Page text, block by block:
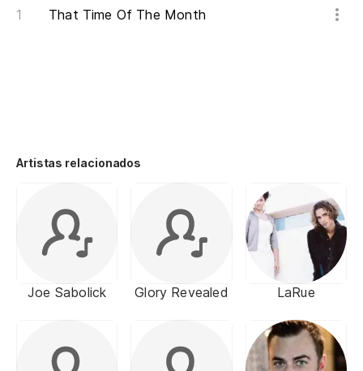
That Time Of The Month
Artistas relacionados
Joe Sabolick Glory Revealed LaRue